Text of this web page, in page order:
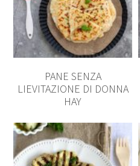
PANE SENZA
LIEVITAZIONE DI DONNA
HAY